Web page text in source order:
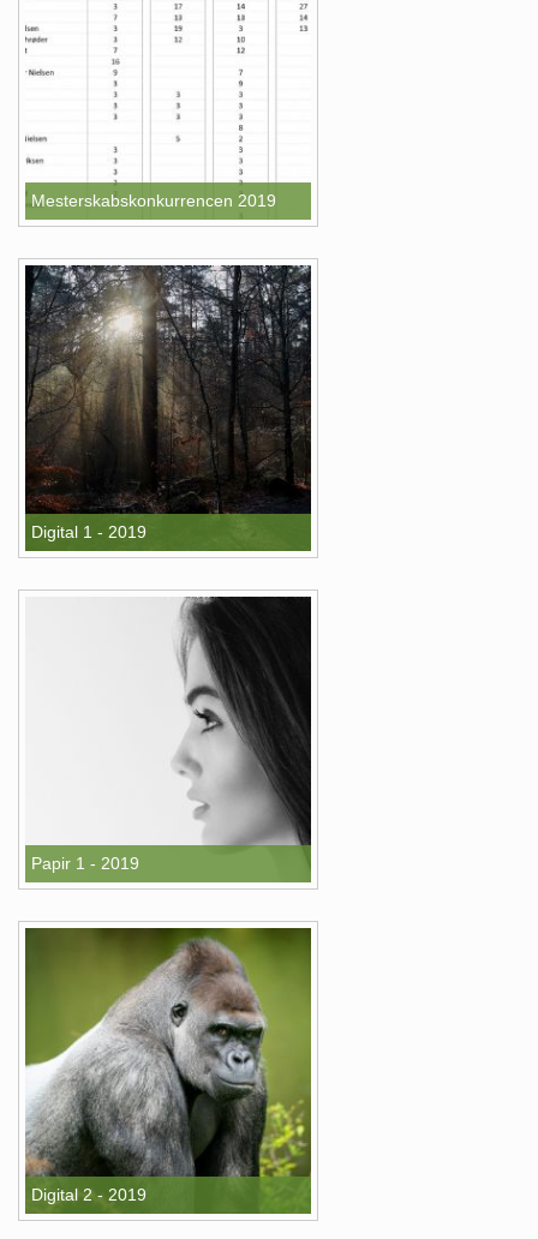
Mesterskabskonkurrencen 2019
Digital 1 - 2019
Papir 1 - 2019
Digital 2 - 2019